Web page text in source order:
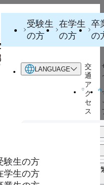
受験生
の方
在学生
の方
卒
の
LANGUAGE
中文 繁體字
体字）
交
通
ア
ク
セ
ス
験生の方
学生の方
て
ポート
就職・編
学サポー